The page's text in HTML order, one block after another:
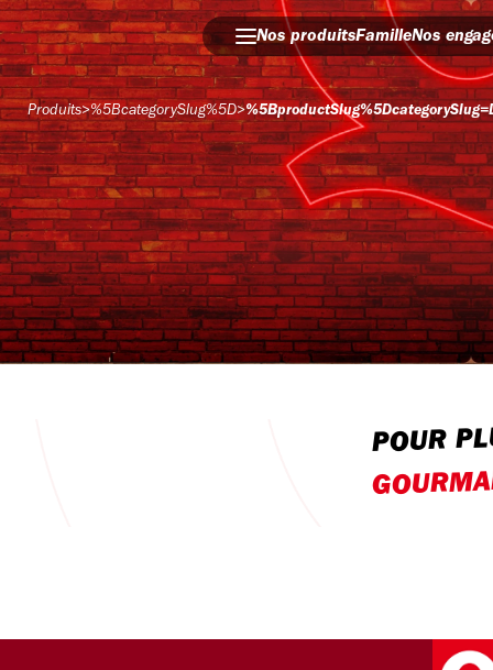
Nos produitsFamilleNos
Produits>%5BcategorySlug%5D>
POUR